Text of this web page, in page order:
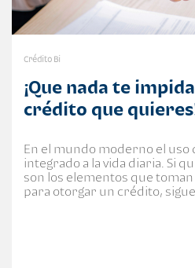
Crédito Bi
¡Que nada te
crédito que
En el mundo moderno el uso
integrado a la vida diaria. Si
son los elementos que
para otorgar un crédito,